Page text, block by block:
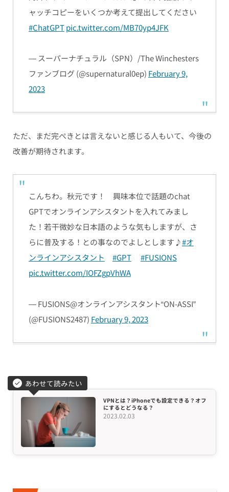
ャッチコピーをいくつか考えて提出してください
#ChatGPTpic.twitter.com/MB70yp4JFK
— スーパーナチュラル（SPN）/The Winchesters
ファンブログ (@supernatural0ep) February 9,
2023
ただ、まだ完ぺきとは言えないと感じる人もいて、今後の
改善が期待されます。
こんちわ。秋元です！ 興味本位で話題のchat
GPTでオンラインアシスタントを入れてみまし
た！若干微妙な日本語のような気もしますが、さ
らに普及する！との事なのでよしとします♪#オ
ンラインアシスタント
#GPT
#FUSIONS
pic.twitter.com/IOFZgpVhWA
— FUSIONS@オンラインアシスタント“ON-ASSI”
(@FUSIONS2487) February 9, 2023
あわせて読みたい
VPNとは？iPhoneでも設定できる？オフ
にするとどうなる？
2023.02.03